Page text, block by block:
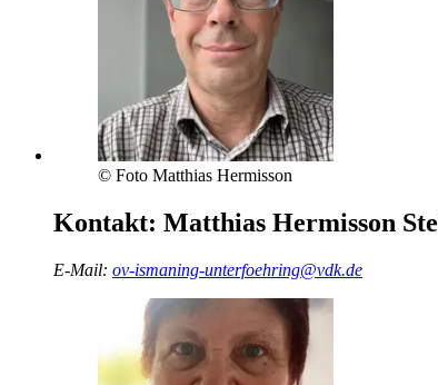
© Foto Matthias Hermisson
Kontakt: Matthias Hermisson
E-Mail: ov-ismaning-unterfoehring@vdk.de